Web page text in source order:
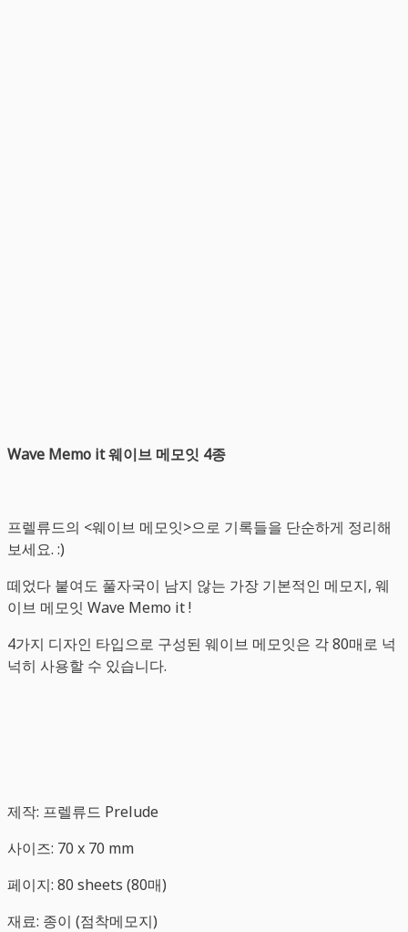
Wave Memo it 웨이브 메모잇 4종
프렐류드의 <웨이브 메모잇>으로 기록들을 단순하게 정리해
보세요. :)
떼었다 붙여도 풀자국이 남지 않는 가장 기본적인 메모지, 웨
이브 메모잇 Wave Memo it !
4가지 디자인 타입으로 구성된 웨이브 메모잇은 각 80매로 넉
넉히 사용할 수 있습니다.
제작: 프렐류드 Prelude
사이즈: 70 x 70 mm
페이지: 80 sheets (80매)
재료: 종이 (점착메모지)